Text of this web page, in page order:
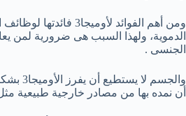
ومن أهم الفوائد لأوميجا3
الدموية، ولهذا السبب هى ضرورية لمن
الجنسى .
والجسم
أن نمده بها من مصادر خارجية طبيعية